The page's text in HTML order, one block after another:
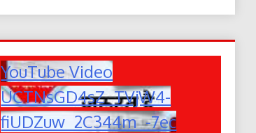
YouTube Video
UCTNsGD4sZ_TVjW4-
fiUDZuw_2C344m_-7ec